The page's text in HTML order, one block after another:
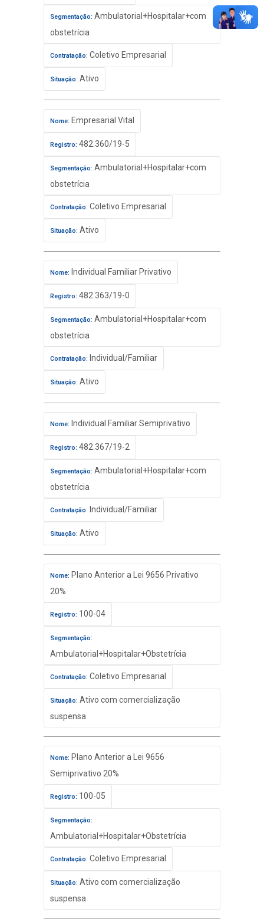
Segmentação: Ambulatorial+Hospitalar+com
obstetrícia
Contratação: Coletivo Empresarial
Situação: Ativo
Nome: Empresarial Vital
Registro: 482.360/19-5
Segmentação: Ambulatorial+Hospitalar+com
obstetrícia
Contratação: Coletivo Empresarial
Situação: Ativo
Nome: Individual Familiar Privativo
Registro: 482.363/19-0
Segmentação: Ambulatorial+Hospitalar+com
obstetrícia
Contratação: Individual/Familiar
Situação: Ativo
Nome: Individual Familiar Semiprivativo
Registro: 482.367/19-2
Segmentação: Ambulatorial+Hospitalar+com
obstetrícia
Contratação: Individual/Familiar
Situação: Ativo
Nome: Plano Anterior a Lei 9656 Privativo
20%
Registro: 100-04
Segmentação:
Ambulatorial+Hospitalar+Obstetrícia
Contratação: Coletivo Empresarial
Situação: Ativo com comercialização
suspensa
Nome: Plano Anterior a Lei 9656
Semiprivativo 20%
Registro: 100-05
Segmentação:
Ambulatorial+Hospitalar+Obstetrícia
Contratação: Coletivo Empresarial
Situação: Ativo com comercialização
suspensa